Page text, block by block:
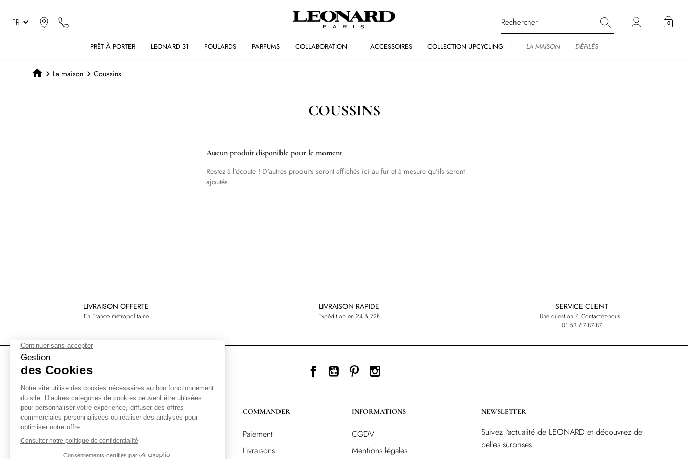
0
PRÊT À PORTER LEONARD 31 FOULARDS PARFUMS COLLABORATION ACCESSOIRES COLLECTION UPCYCLING LA MAISON DÉFILÉS
La maison Coussins
COUSSINS
Aucun produit disponible pour le moment
Restez à l'écoute ! D'autres produits seront affichés ici au fur et à mesure qu'ils seront
ajoutés.
LIVRAISON OFFERTE
En France métropolitaine
LIVRAISON RAPIDE
Expédition en 24 à 72h
SERVICE CLIENT
Une question ? Contactez-nous !
01 53 67 87 87
Facebook
YouTube
PinterestInstagram
COMMANDER
Paiement
Livraisons
INFORMATIONS
CGDV
Mentions légales
NEWSLETTER
Suivez l’actualité de LEONARD et découvrez de
belles surprises.